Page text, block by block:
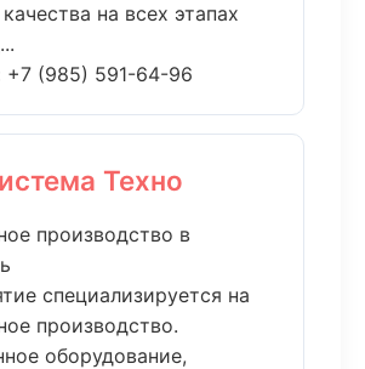
на всех этапах
+7 (985) 591-64-96
Техно
производство в
специализируется на
производство.
оборудование,